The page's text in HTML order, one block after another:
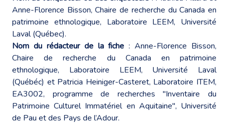
Anne-Florence Bisson, Chaire de recherche du Canada en
patrimoine ethnologique, Laboratoire LEEM, Université
Laval (Québec).
Nom du rédacteur de la fiche : Anne-Florence Bisson,
Chaire de recherche du Canada en patrimoine
ethnologique, Laboratoire LEEM, Université Laval
(Québéc) et Patricia Heiniger-Casteret, Laboratoire ITEM,
EA3002, programme de recherches "Inventaire du
Patrimoine Culturel Immatériel en Aquitaine", Université
de Pau et des Pays de l’Adour.